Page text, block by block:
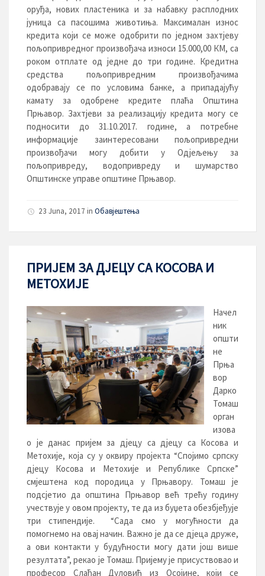
оруђа, нових пластеника и за набавку расплодних
јуница са пасошима животиња. Максималан износ
кредита који се може одобрити по једном захтјеву
пољопривредног произвођача износи 15.000,00 КМ, са
роком отплате од једне до три године. Кредитна
средства пољопривредним произвођачима
одобравају се по условима банке, а припадајућу
камату за одобрене кредите плаћа Oпштина
Прњавор. Захтјеви за реализацију кредита могу се
подносити до 31.10.2017. године, а потребне
информације заинтересовани пољопривредни
произвођачи могу добити у Одјељењу за
пољопривреду, водопривреду и шумарство
Општинске управе општине Прњавор.
23 Juna, 2017 in Обавјештења
ПРИЈЕМ ЗА ДЈЕЦУ СА КОСОВА И
МЕТОХИЈЕ
Начел
ник
општи
не
Прња
вор
Дарко
Томаш
орган
изова
о је данас пријем за дјецу са дјецу са Косова и
Метохије, која су у оквиру пројекта “Спојимо српску
дјецу Косова и Метохије и Републике Српске”
смјештена код породица у Прњавору. Томаш је
подсјетио да општина Прњавор већ трећу годину
учествује у овом пројекту, те да из буџета обезбјеђује
три стипендије. “Сада смо у могућности да
помогнемо на овај начин. Важно је да се дјеца друже,
а ови контакти у будућности могу дати још више
резултата”, рекао је Томаш. Пријему је присуствовао и
професор Слађан Дуловић из Осојине, који се